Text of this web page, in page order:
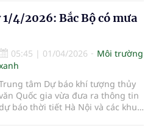
4/2026: Bắc Bộ có mưa
05:45 | 01/04/2026
Môi trường
tâm Dự báo khí tượng thủy
Quốc gia vừa đưa ra thông tin
dự báo thời tiết Hà Nội và các khu